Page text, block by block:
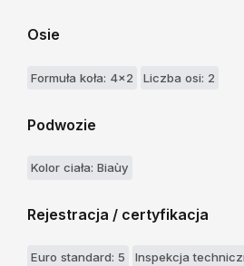
Osie
Formuła koła: 4x2 Liczba osi: 2
Podwozie
Kolor ciała: Biaùy
Rejestracja / certyfikacja
Euro standard: 5
Inspekcja